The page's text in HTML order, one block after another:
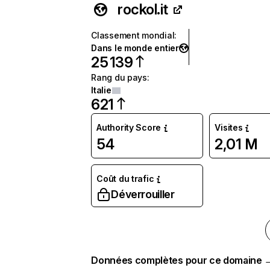
rockol.it
Classement mondial:
Dans le monde entier
25 139
Rang du pays:
Italie
621
Authority Score
54
Visites
2,01 M
Coût du trafic
Déverrouiller
Données complètes pour ce domaine